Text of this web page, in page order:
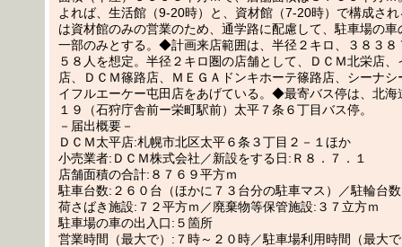
よれば、生活館（9-20時）と、資材館（7-20時）で構成さ
は資材館のみの営業のため、通学路に配慮して、駐車場の車
一部のみとする。◆計画来店範囲は、半径２キロ、３８３８
５８人を想定。半径２キロ圏の店舗として、ＤＣＭ北栄店
店、ＤＣＭ篠路店、ＭＥＧＡドンキホーテ篠路店、シーナ
イフルエーケー屯田店をあげている。◆最寄バス停は、北海
１９（石狩庁舎前ー栄町駅前）太平７条６丁目バス停。
－届出概要－
ＤＣＭ太平店:札幌市北区太平６条３丁目２－１ほか
小売業者:ＤＣＭ株式会社／新設をする日:Ｒ８．７．１
店舗面積の合計:８７６９平方ｍ
駐車台数:２６０台（ほかに７３台分の駐車マス）／駐輪台
荷さばき施設:７２平方ｍ／廃棄物等保管施設:３７立方ｍ
駐車場の車の出入口:５箇所
営業時間（最大で）:７時～２０時／駐車場利用時間（最大